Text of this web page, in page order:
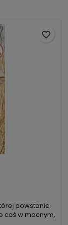
powstanie
coś w mocnym,
favorite_border